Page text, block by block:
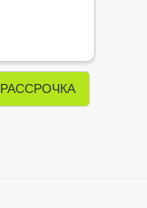
РАССРОЧКА